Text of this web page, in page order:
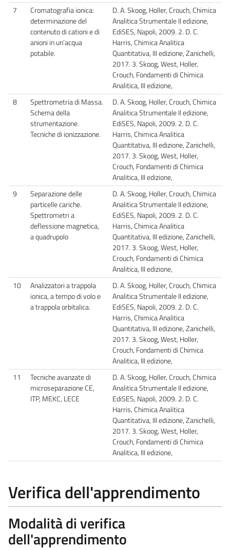
7
Cromatografia ionica:
determinazione del
contenuto di cationi e di
anioni in un’acqua
potabile.
D. A. Skoog, Holler, Crouch, Chimica
Analitica Strumentale II edizione,
EdiSES, Napoli, 2009. 2. D. C.
Harris, Chimica Analitica
Quantitativa, III edizione, Zanichelli,
2017. 3. Skoog, West, Holler,
Crouch, Fondamenti di Chimica
Analitica, III edizione,
8
Spettrometria di Massa.
Schema della
strumentazione.
Tecniche di ionizzazione.
D. A. Skoog, Holler, Crouch, Chimica
Analitica Strumentale II edizione,
EdiSES, Napoli, 2009. 2. D. C.
Harris, Chimica Analitica
Quantitativa, III edizione, Zanichelli,
2017. 3. Skoog, West, Holler,
Crouch, Fondamenti di Chimica
Analitica, III edizione,
9
Separazione delle
particelle cariche.
Spettrometri a
deflessione magnetica,
a quadrupolo
D. A. Skoog, Holler, Crouch, Chimica
Analitica Strumentale II edizione,
EdiSES, Napoli, 2009. 2. D. C.
Harris, Chimica Analitica
Quantitativa, III edizione, Zanichelli,
2017. 3. Skoog, West, Holler,
Crouch, Fondamenti di Chimica
Analitica, III edizione,
10
Analizzatori a trappola
ionica, a tempo di volo e
a trappola orbitalica.
D. A. Skoog, Holler, Crouch, Chimica
Analitica Strumentale II edizione,
EdiSES, Napoli, 2009. 2. D. C.
Harris, Chimica Analitica
Quantitativa, III edizione, Zanichelli,
2017. 3. Skoog, West, Holler,
Crouch, Fondamenti di Chimica
Analitica, III edizione,
11
Tecniche avanzate di
microseparazione CE,
ITP, MEKC, LECE
D. A. Skoog, Holler, Crouch, Chimica
Analitica Strumentale II edizione,
EdiSES, Napoli, 2009. 2. D. C.
Harris, Chimica Analitica
Quantitativa, III edizione, Zanichelli,
2017. 3. Skoog, West, Holler,
Crouch, Fondamenti di Chimica
Analitica, III edizione,
Verifica dell'apprendimento
Modalità di verifica
dell'apprendimento